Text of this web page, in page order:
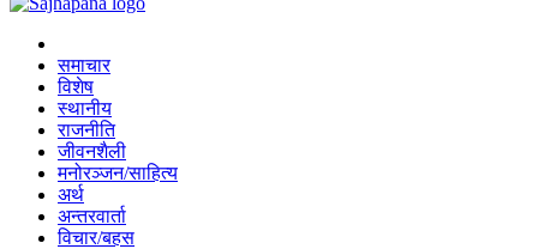
समाचार
विशेष
स्थानीय
राजनीति
जीवनशैली
मनोरञ्जन/साहित्य
अर्थ
अन्तरवार्ता
विचार/बहस